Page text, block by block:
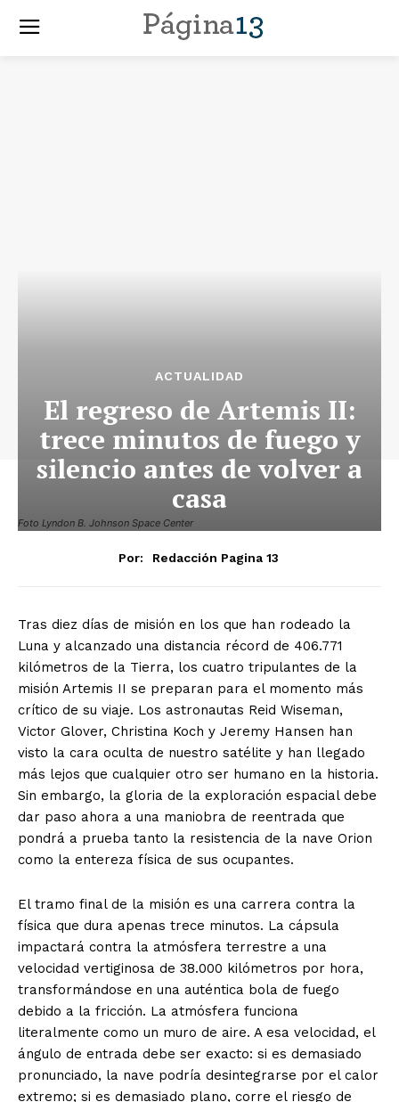
Foto Lyndon B. Johnson Space Center
ACTUALIDAD
El regreso de Artemis II:
trece minutos de fuego y
silencio antes de volver a
casa
Por: Redacción Pagina 13
Tras diez días de misión en los que han rodeado la
Luna y alcanzado una distancia récord de 406.771
kilómetros de la Tierra, los cuatro tripulantes de la
misión Artemis II se preparan para el momento más
crítico de su viaje. Los astronautas Reid Wiseman,
Victor Glover, Christina Koch y Jeremy Hansen han
visto la cara oculta de nuestro satélite y han llegado
más lejos que cualquier otro ser humano en la historia.
Sin embargo, la gloria de la exploración espacial debe
dar paso ahora a una maniobra de reentrada que
pondrá a prueba tanto la resistencia de la nave Orion
como la entereza física de sus ocupantes.
El tramo final de la misión es una carrera contra la
física que dura apenas trece minutos. La cápsula
impactará contra la atmósfera terrestre a una
velocidad vertiginosa de 38.000 kilómetros por hora,
transformándose en una auténtica bola de fuego
debido a la fricción. La atmósfera funciona
literalmente como un muro de aire. A esa velocidad, el
ángulo de entrada debe ser exacto: si es demasiado
pronunciado, la nave podría desintegrarse por el calor
extremo; si es demasiado plano, corre el riesgo de